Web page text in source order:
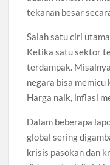
tekanan besar
Salah satu ciri
Ketika satu sektor
terdampak.
negara bisa memicu
Harga naik, inflasi
Dalam beberapa
global sering
krisis pasokan dan